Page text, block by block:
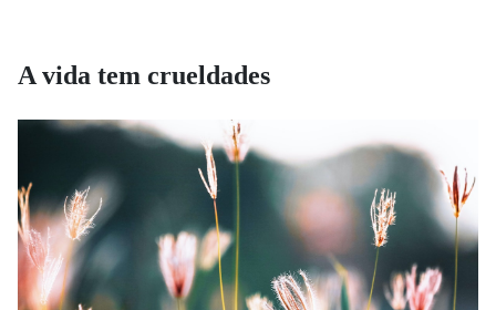
A vida tem crueldades